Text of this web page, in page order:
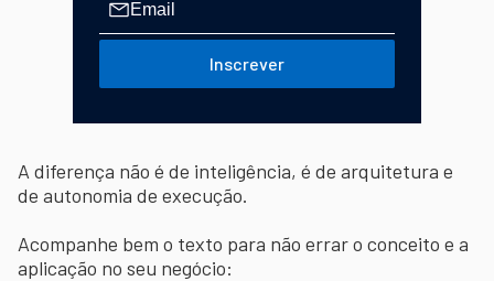
Inscrever
A diferença não é de inteligência, é de arquitetura e
de autonomia de execução.
Acompanhe bem o texto para não errar o conceito e a
aplicação no seu negócio: